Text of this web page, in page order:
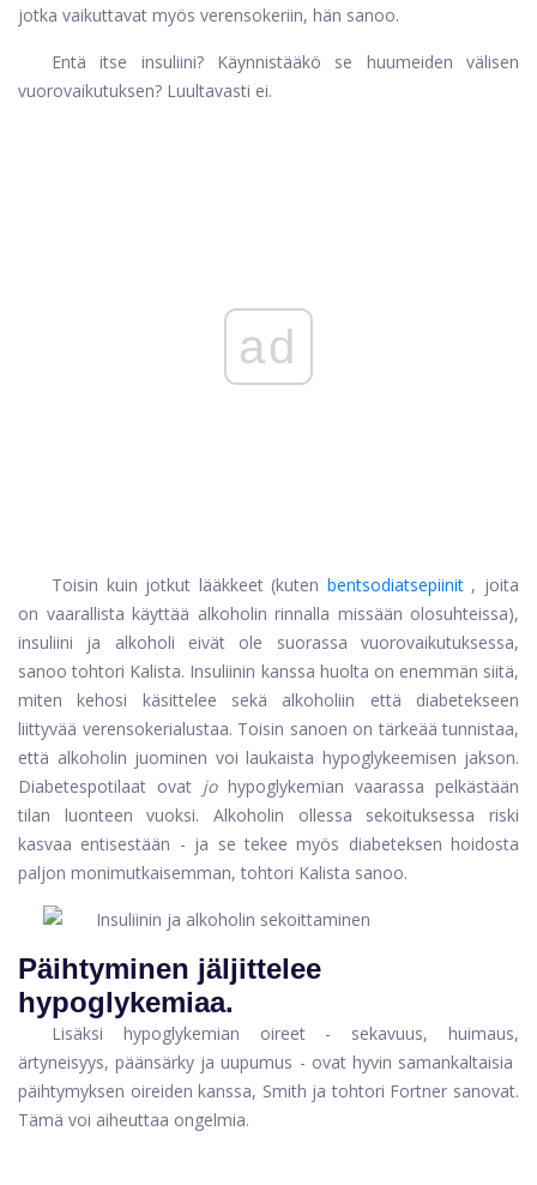
jotka vaikuttavat myös verensokeriin, hän sanoo.
Entä itse insuliini? Käynnistääkö se huumeiden välisen
vuorovaikutuksen? Luultavasti ei.
ad
Toisin kuin jotkut lääkkeet (kuten bentsodiatsepiinit , joita
on vaarallista käyttää alkoholin rinnalla missään olosuhteissa),
insuliini ja alkoholi eivät ole suorassa vuorovaikutuksessa,
sanoo tohtori Kalista. Insuliinin kanssa huolta on enemmän siitä,
miten kehosi käsittelee sekä alkoholiin että diabetekseen
liittyvää verensokerialustaa. Toisin sanoen on tärkeää tunnistaa,
että alkoholin juominen voi laukaista hypoglykeemisen jakson.
Diabetespotilaat ovat jo hypoglykemian vaarassa pelkästään
tilan luonteen vuoksi. Alkoholin ollessa sekoituksessa riski
kasvaa entisestään - ja se tekee myös diabeteksen hoidosta
paljon monimutkaisemman, tohtori Kalista sanoo.
Päihtyminen jäljittelee
hypoglykemiaa.
Lisäksi hypoglykemian oireet - sekavuus, huimaus,
ärtyneisyys, päänsärky ja uupumus - ovat hyvin samankaltaisia ​​
päihtymyksen oireiden kanssa, Smith ja tohtori Fortner sanovat.
Tämä voi aiheuttaa ongelmia.